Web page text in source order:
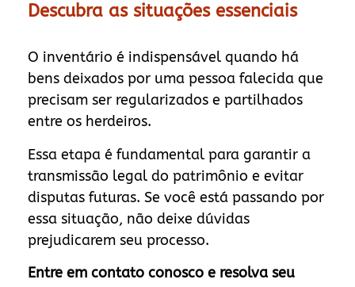
Descubra as situações essenciais
O inventário é indispensável quando há
bens deixados por uma pessoa falecida que
precisam ser regularizados e partilhados
entre os herdeiros.
Essa etapa é fundamental para garantir a
transmissão legal do patrimônio e evitar
disputas futuras. Se você está passando por
essa situação, não deixe dúvidas
prejudicarem seu processo.
Entre em contato conosco e resolva seu